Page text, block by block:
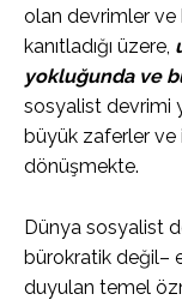
olan devrimler ve
kanıtladığı üzere,
yokluğunda ve
sosyalist devrimi
büyük zaferler
dönüşmekte.
Dünya sosyalist
bürokratik değil–
duyulan temel